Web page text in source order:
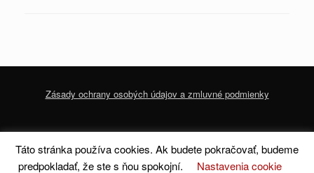
Zásady ochrany osobých údajov a zmluvné podmienky
podmienky
Táto stránka používa cookies. Ak budete pokračovať, budeme
predpokladať, že ste s ňou spokojní.
Nastavenia cookie